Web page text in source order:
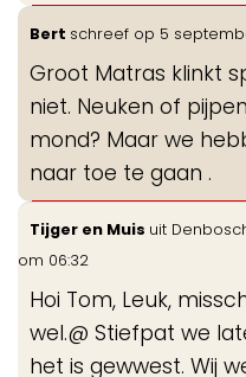
Bert schreef op 5
Groot Matras klinkt
niet. Neuken of
mond? Maar we
naar toe te gaan .
Tijger en Muis uit
om 06:32
Hoi Tom, Leuk,
wel.@ Stiefpat we
het is gewwest. Wij